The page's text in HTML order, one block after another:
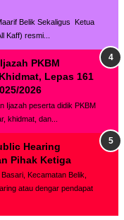
Belik Sekaligus Ketua
Kaff) resmi...
PKBM
Lepas 161
2026
Ijazah peserta didik PKBM
khidmat, dan...
Hearing
Pihak Ketiga
Kecamatan Belik,
atau dengar pendapat